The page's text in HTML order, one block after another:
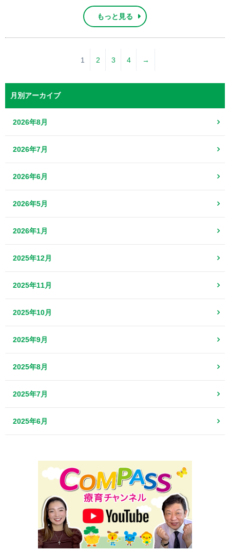
もっと見る
1 2 3 4 →
月別アーカイブ
2026年8月
2026年7月
2026年6月
2026年5月
2026年1月
2025年12月
2025年11月
2025年10月
2025年9月
2025年8月
2025年7月
2025年6月